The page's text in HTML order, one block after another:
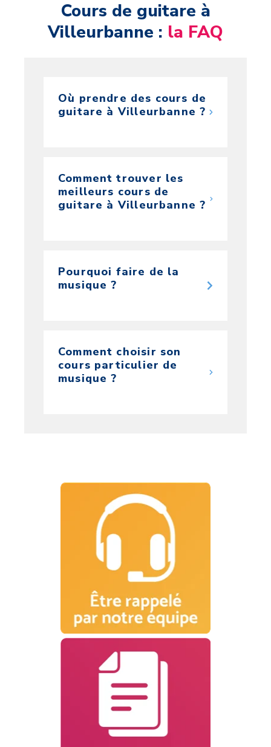
Cours de guitare à
Villeurbanne : la FAQ
Où prendre des cours de
guitare à Villeurbanne ?
Comment trouver les
meilleurs cours de
guitare à Villeurbanne ?
Pourquoi faire de la
musique ?
Comment choisir son
cours particulier de
musique ?